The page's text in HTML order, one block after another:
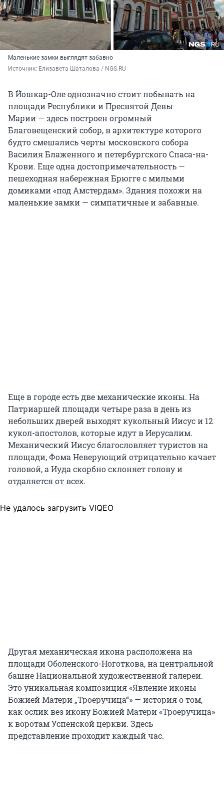
Маленькие замки выглядят забавно
Источник: Елизавета Шаталова / NGS.RU
В Йошкар-Оле однозначно стоит побывать на
площади Республики и Пресвятой Девы
Марии — здесь построен огромный
Благовещенский собор, в архитектуре которого
будто смешались черты московского собора
Василия Блаженного и петербургского Спаса-на-
Крови. Еще одна достопримечательность —
пешеходная набережная Брюгге с милыми
домиками «под Амстердам». Здания похожи на
маленькие замки — симпатичные и забавные.
Еще в городе есть две механические иконы. На
Патриаршей площади четыре раза в день из
небольших дверей выходят кукольный Иисус и 12
кукол-апостолов, которые идут в Иерусалим.
Механический Иисус благословляет туристов на
площади, Фома Неверующий отрицательно качает
головой, а Иуда скорбно склоняет голову и
отдаляется от всех.
Не удалось загрузить VIQEO
Другая механическая икона расположена на
площади Оболенского-Ноготкова, на центральной
башне Национальной художественной галереи.
Это уникальная композиция «Явление иконы
Божией Матери „Троеручица“» — история о том,
как ослик вез икону Божией Матери «Троеручица»
к воротам Успенской церкви. Здесь
представление проходит каждый час.